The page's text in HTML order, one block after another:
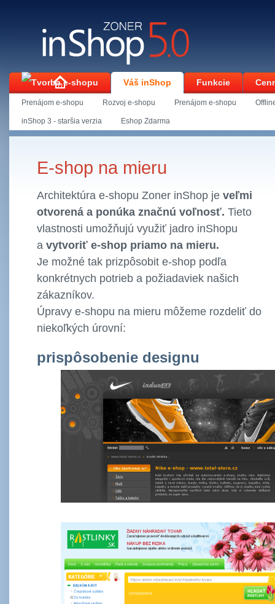
Váš inShop
Prenájom e-shopu Rozvoj e-shopu Prenájom e-shopu
inShop 3 - staršia verzia Eshop Zdarma
Funkcie
Kontakt
Úvodní stránka Váš inShop E-shop na mieru
E-shop na mieru
Architektúra e-shopu Zoner inShop je veľmi
otvorená a ponúka značnú voľnosť. Tieto
vlastnosti umožňujú využiť jadro inShopu
a vytvoriť e-shop priamo na mieru.
Je možné tak prizpôsobit e-shop podľa
konkrétnych potrieb a požiadaviek našich
zákazníkov.
Úpravy e-shopu na mieru môžeme rozdeliť do
niekoľkých úrovní:
prispôsobenie designu